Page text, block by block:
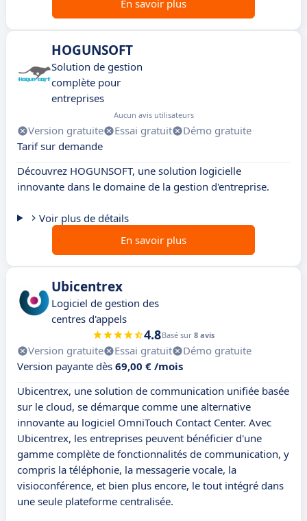
En savoir plus
HOGUNSOFT
Solution de gestion
complète pour
entreprises
Aucun avis utilisateurs
Version gratuite Essai gratuit
Démo gratuite
Tarif sur demande
Découvrez HOGUNSOFT, une solution logicielle
innovante dans le domaine de la gestion d'entreprise.
Voir plus de détails
En savoir plus
Ubicentrex
Logiciel de gestion des
centres d'appels
4.8Basé sur 8 avis
Version gratuite Essai gratuit
Démo gratuite
Version payante dès 69,00 € /mois
Ubicentrex, une solution de communication unifiée basée
sur le cloud, se démarque comme une alternative
innovante au logiciel OmniTouch Contact Center. Avec
Ubicentrex, les entreprises peuvent bénéficier d'une
gamme complète de fonctionnalités de communication, y
compris la téléphonie, la messagerie vocale, la
visioconférence, et bien plus encore, le tout intégré dans
une seule plateforme centralisée.